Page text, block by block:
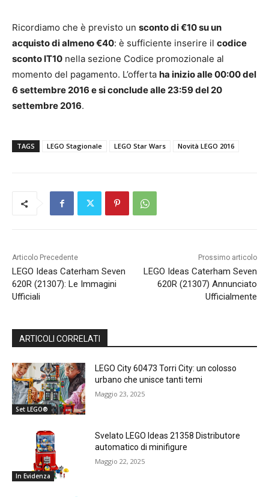
Ricordiamo che è previsto un sconto di €10 su un
acquisto di almeno €40: è sufficiente inserire il codice
sconto IT10 nella sezione Codice promozionale al
momento del pagamento. L’offerta ha inizio alle 00:00 del
6 settembre 2016 e si conclude alle 23:59 del 20
settembre 2016.
TAGS LEGO Stagionale LEGO Star Wars Novità LEGO 2016
Articolo Precedente
LEGO Ideas Caterham Seven
620R (21307): Le Immagini
Ufficiali
Prossimo articolo
LEGO Ideas Caterham Seven
620R (21307) Annunciato
Ufficialmente
ARTICOLI CORRELATI
Set LEGO®
LEGO City 60473 Torri City: un colosso
urbano che unisce tanti temi
Maggio 23, 2025
In Evidenza
Svelato LEGO Ideas 21358 Distributore
automatico di minifigure
Maggio 22, 2025